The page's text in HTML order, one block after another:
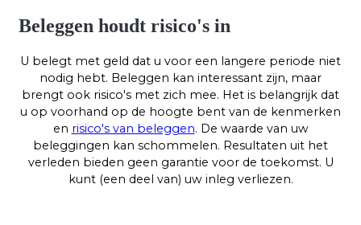
Beleggen houdt risico's in
U belegt met geld dat u voor een langere periode niet
nodig hebt. Beleggen kan interessant zijn, maar
brengt ook risico's met zich mee. Het is belangrijk dat
u op voorhand op de hoogte bent van de kenmerken
en risico's van beleggen. De waarde van uw
beleggingen kan schommelen. Resultaten uit het
verleden bieden geen garantie voor de toekomst. U
kunt (een deel van) uw inleg verliezen.